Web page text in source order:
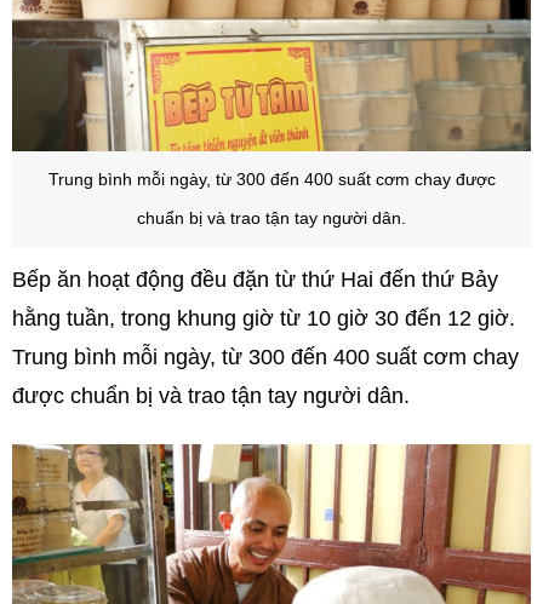
Trung bình mỗi ngày, từ 300 đến 400 suất cơm chay được
chuẩn bị và trao tận tay người dân.
Bếp ăn hoạt động đều đặn từ thứ Hai đến thứ Bảy
hằng tuần, trong khung giờ từ 10 giờ 30 đến 12 giờ.
Trung bình mỗi ngày, từ 300 đến 400 suất cơm chay
được chuẩn bị và trao tận tay người dân.